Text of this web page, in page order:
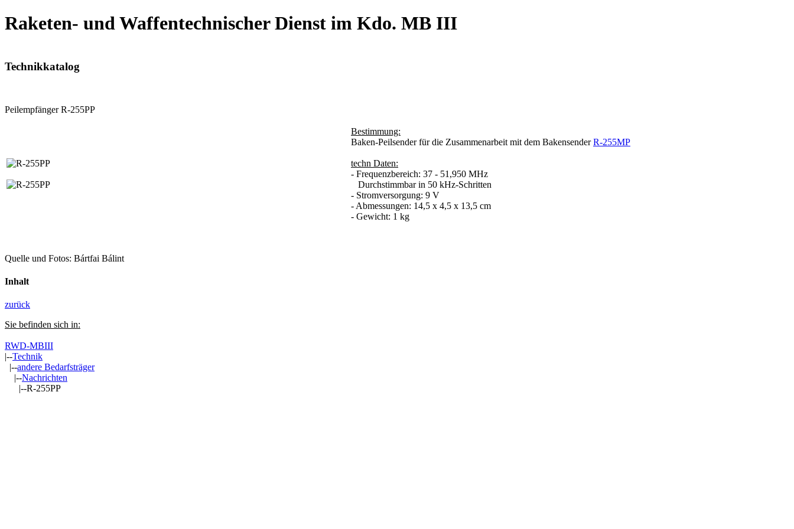
Raketen- und Waffentechnischer Dienst im Kdo. MB III
Technikkatalog
Peilempfänger R-255PP
Bestimmung:
Baken-Peilsender für die Zusammenarbeit mit dem BakensenderR-255MP
techn Daten:
- Frequenzbereich: 37 - 51,950 MHz
Durchstimmbar in 50 kHz-Schritten
- Stromversorgung: 9 V
- Abmessungen: 14,5 x 4,5 x 13,5 cm
- Gewicht: 1 kg
Quelle und Fotos: Bártfai Bálint
Inhalt
zurück
Sie befinden sich in:
RWD-MBIII
|--Technik
|--andere Bedarfsträger
|--Nachrichten
|--R-255PP